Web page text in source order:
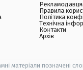
Правила
Політика
Технічна
Контакти
Архів
матеріали позначені